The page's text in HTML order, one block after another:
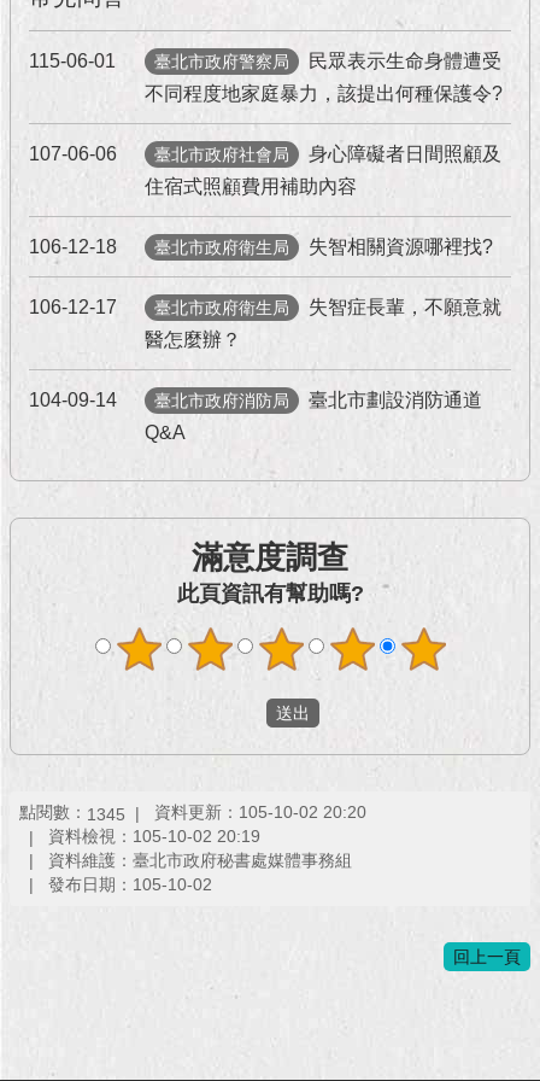
115-06-01 臺北市政府警察局
民眾表示生命身體遭受
不同程度地家庭暴力，該提出何種保護令?
107-06-06 臺北市政府社會局
身心障礙者日間照顧及
住宿式照顧費用補助內容
106-12-18 臺北市政府衛生局 失智相關資源哪裡找?
106-12-17 臺北市政府衛生局
失智症長輩，不願意就
醫怎麼辦？
104-09-14 臺北市政府消防局
臺北市劃設消防通道
Q&A
滿意度調查
此頁資訊有幫助嗎?
點閱數： 1345
資料更新：105-10-02 20:20
資料檢視：105-10-02 20:19
資料維護：臺北市政府秘書處媒體事務組
發布日期：105-10-02
回上一頁